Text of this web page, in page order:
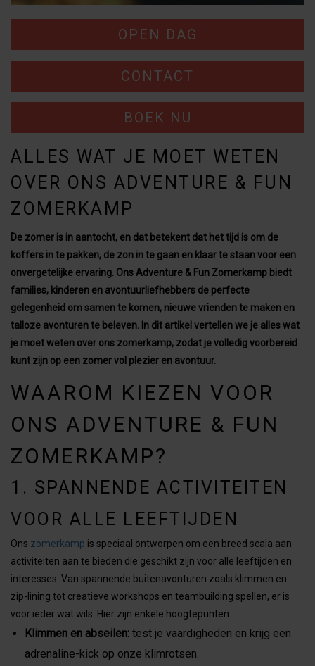
OPEN DAG
CONTACT
BOEK NU
ALLES WAT JE MOET WETEN
OVER ONS ADVENTURE & FUN
ZOMERKAMP
De zomer is in aantocht, en dat betekent dat het tijd is om de
koffers in te pakken, de zon in te gaan en klaar te staan voor een
onvergetelijke ervaring. Ons Adventure & Fun Zomerkamp biedt
families, kinderen en avontuurliefhebbers de perfecte
gelegenheid om samen te komen, nieuwe vrienden te maken en
talloze avonturen te beleven. In dit artikel vertellen we je alles wat
je moet weten over ons zomerkamp, zodat je volledig voorbereid
kunt zijn op een zomer vol plezier en avontuur.
WAAROM KIEZEN VOOR
ONS ADVENTURE & FUN
ZOMERKAMP?
1. SPANNENDE ACTIVITEITEN
VOOR ALLE LEEFTIJDEN
Ons zomerkamp is speciaal ontworpen om een breed scala aan
activiteiten aan te bieden die geschikt zijn voor alle leeftijden en
interesses. Van spannende buitenavonturen zoals klimmen en
zip-lining tot creatieve workshops en teambuilding spellen, er is
voor ieder wat wils. Hier zijn enkele hoogtepunten:
Klimmen en abseilen: test je vaardigheden en krijg een
adrenaline-kick op onze klimrotsen.